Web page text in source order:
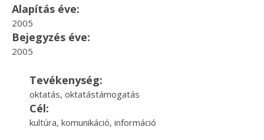
Alapítás éve:
2005
Bejegyzés éve:
2005
Tevékenység:
oktatás, oktatástámogatás
Cél:
kultúra, komunikáció, információ